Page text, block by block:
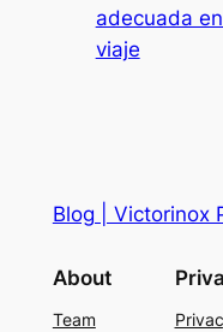
adecuada
viaje
Blog | Victorinox
About
Team